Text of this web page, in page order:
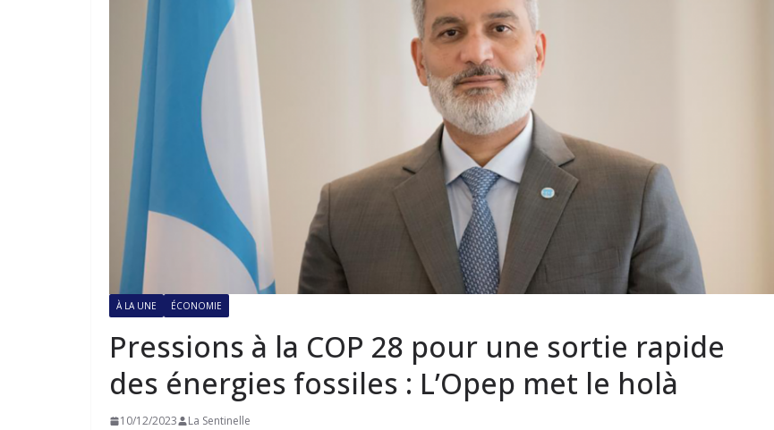
À LA UNE ÉCONOMIE
Pressions à la COP 28 pour une sortie rapide
des énergies fossiles : L’Opep met le holà
10/12/2023 La Sentinelle